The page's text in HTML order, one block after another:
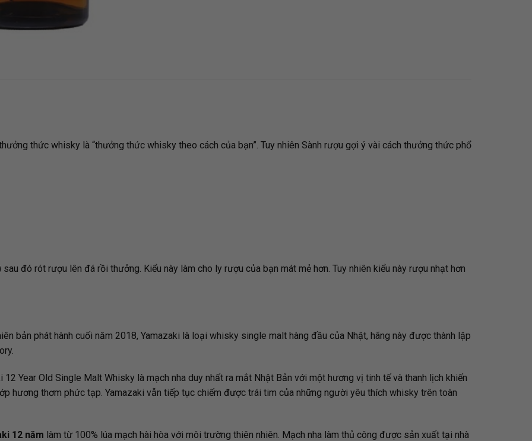
thức whisky là “thưởng thức whisky theo cách của bạn”. Tuy nhiên Sành rượu gợi ý vài cách thưởng thức phổ
đó rót rượu lên đá rồi thưởng. Kiểu này làm cho ly rượu của bạn mát mẻ hơn. Tuy nhiên kiểu này rượu nhạt hơn
bản phát hành cuối năm 2018, Yamazaki là loại whisky single malt hàng đầu của Nhật, hãng này được thành lập
Year Old Single Malt Whisky là mạch nha duy nhất ra mắt Nhật Bản với một hương vị tinh tế và thanh lịch khiến
hương thơm phức tạp. Yamazaki vẫn tiếp tục chiếm được trái tim của những người yêu thích whisky trên toàn
12 năm làm từ 100% lúa mạch hài hòa với môi trường thiên nhiên. Mạch nha làm thủ công được sản xuất tại nhà